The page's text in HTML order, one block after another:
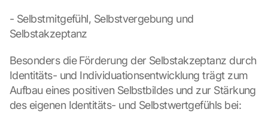
- Selbstmitgefühl, Selbstvergebung und
Selbstakzeptanz
Besonders die Förderung der Selbstakzeptanz durch
Identitäts- und Individuationsentwicklung trägt zum
Aufbau eines positiven Selbstbildes und zur Stärkung
des eigenen Identitäts- und Selbstwertgefühls bei: